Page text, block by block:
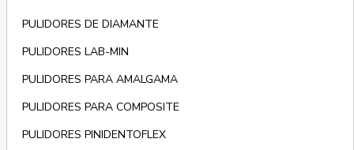
PULIDORES DE DIAMANTE
PULIDORES LAB-MIN
PULIDORES PARA AMALGAMA
PULIDORES PARA COMPOSITE
PULIDORES PINIDENTOFLEX